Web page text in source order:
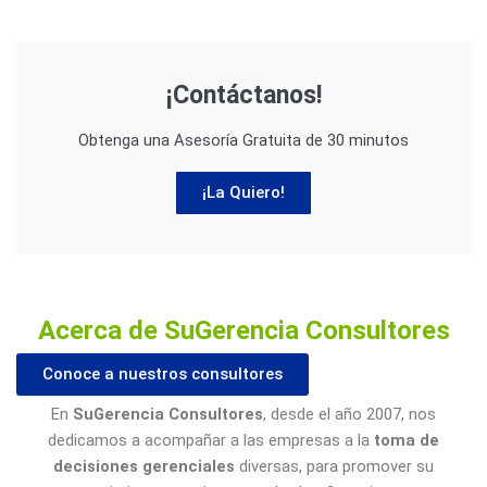
¡Contáctanos!
Obtenga una Asesoría Gratuita de 30 minutos
¡La Quiero!
Acerca de SuGerencia Consultores
Conoce a nuestros consultores
En SuGerencia Consultores, desde el año 2007, nos
dedicamos a acompañar a las empresas a la toma de
decisiones gerenciales diversas, para promover su